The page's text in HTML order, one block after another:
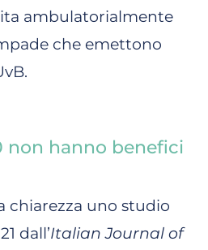
ambulatorialmente
che emettono
non hanno benefici
chiarezza uno studio
dall’Italian Journal of